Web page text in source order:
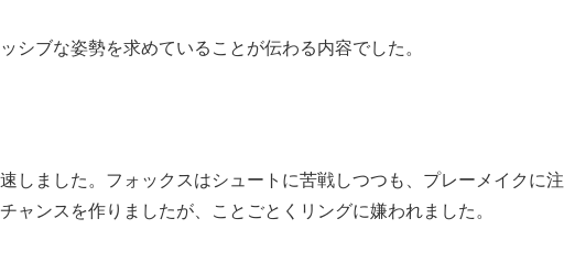
シブな姿勢を求めていることが伝わる内容でした。
しました。フォックスはシュートに苦戦しつつも、プレーメイクに注
ャンスを作りましたが、ことごとくリングに嫌われました。